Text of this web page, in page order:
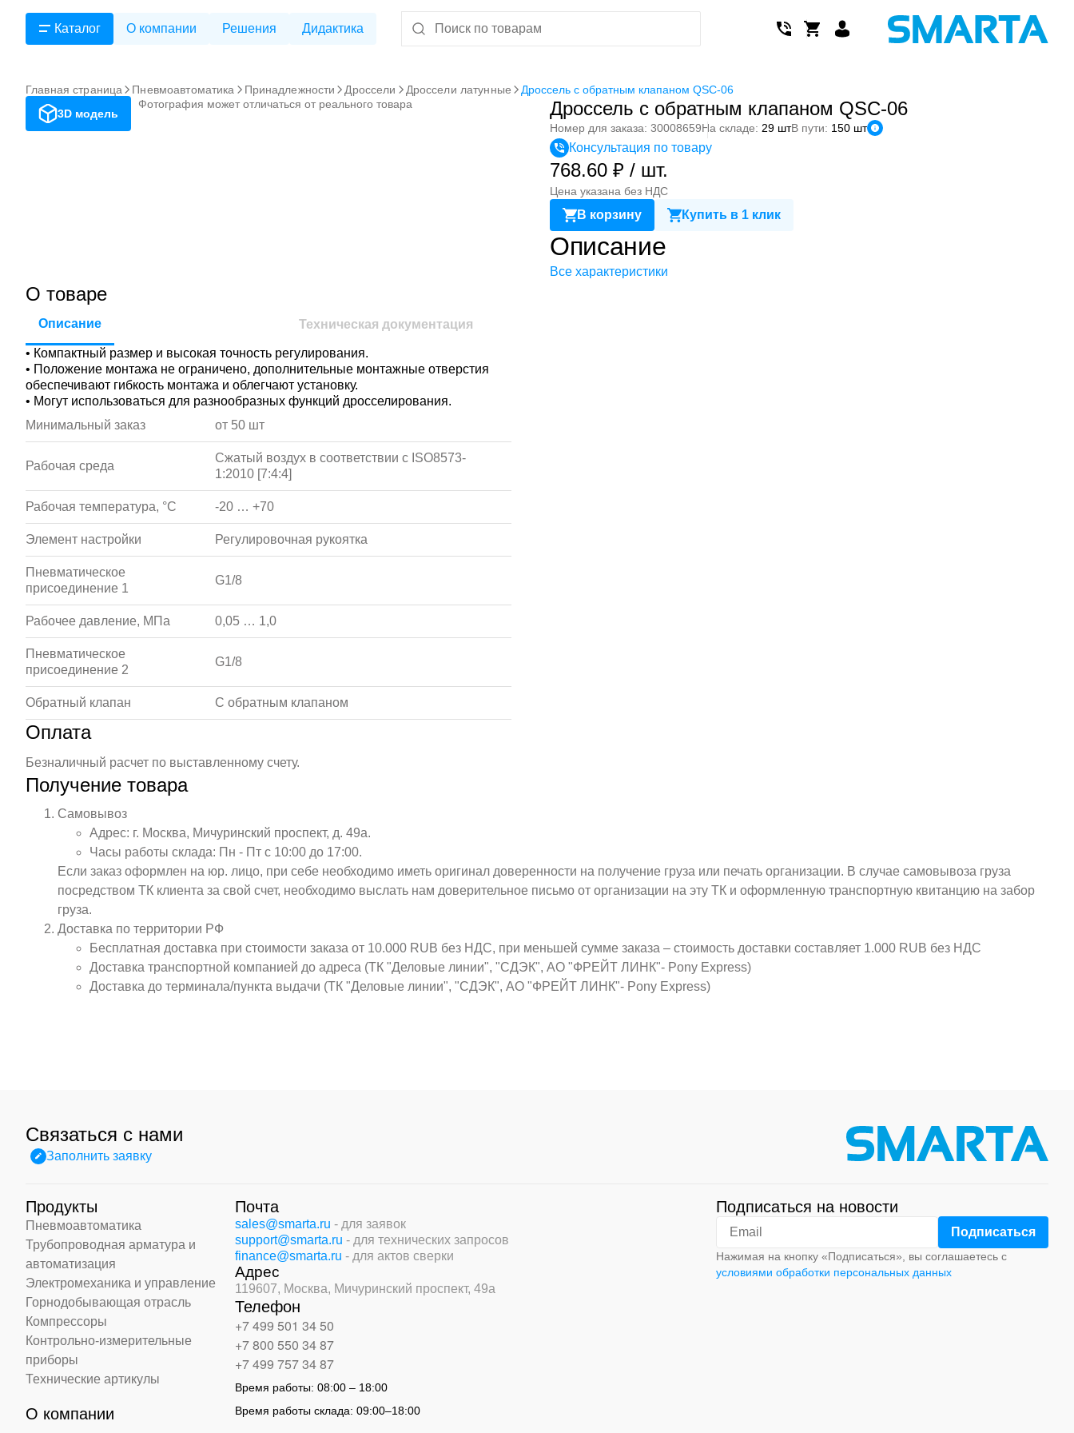
Каталог О компании Решения Дидактика
Главная страница Пневмоавтоматика Принадлежности Дроссели Дроссели латунные
Дроссель с обратным клапаном QSC-06
3D модель
Фотография может отличаться от реального товара Дроссель с обратным клапаном QSC-06
Номер для заказа: 30008659На складе: 29 штВ пути: 150 шт
Консультация по товару
768.60 ₽ / шт.
Цена указана без НДС
В корзину Купить в 1 клик
Описание
Все характеристики
О товаре
Описание Техническая документация
• Компактный размер и высокая точность регулирования.
• Положение монтажа не ограничено, дополнительные монтажные отверстия
обеспечивают гибкость монтажа и облегчают установку.
• Могут использоваться для разнообразных функций дросселирования.
Минимальный заказ
от 50 шт
Рабочая среда
Сжатый воздух в соответствии с ISO8573-
1:2010 [7:4:4]
Рабочая температура, °С -20 … +70
Элемент настройки Регулировочная рукоятка
Пневматическое
присоединение 1
G1/8
Рабочее давление, МПа 0,05 … 1,0
Пневматическое
присоединение 2
G1/8
Обратный клапан С обратным клапаном
Оплата
Безналичный расчет по выставленному счету.
Получение товара
Самовывоз
Адрес: г. Москва, Мичуринский проспект, д. 49а.
Часы работы склада: Пн - Пт с 10:00 до 17:00.
Если заказ оформлен на юр. лицо, при себе необходимо иметь оригинал доверенности на получение груза или печать организации. В случае самовывоза груза
посредством ТК клиента за свой счет, необходимо выслать нам доверительное письмо от организации на эту ТК и оформленную транспортную квитанцию на забор
груза.
Доставка по территории РФ
Бесплатная доставка при стоимости заказа от 10.000 RUB без НДС, при меньшей сумме заказа – стоимость доставки составляет 1.000 RUB без НДС
Доставка транспортной компанией до адреса (ТК "Деловые линии", "СДЭК", АО "ФРЕЙТ ЛИНК"- Pony Express)
Доставка до терминала/пункта выдачи (ТК "Деловые линии", "СДЭК", АО "ФРЕЙТ ЛИНК"- Pony Express)
Связаться с нами
Заполнить заявку
Продукты
Пневмоавтоматика
Трубопроводная арматура и
автоматизация
Электромеханика и управление
Горнодобывающая отрасль
Компрессоры
Контрольно-измерительные
приборы
Технические артикулы
О компании
Почта
sales@smarta.ru - для заявок
support@smarta.ru - для технических запросов
finance@smarta.ru - для актов сверки
Адрес
119607, Москва, Мичуринский проспект, 49а
Телефон
+7 499 501 34 50
+7 800 550 34 87
+7 499 757 34 87
Время работы:08:00 – 18:00
Время работы склада:09:00–18:00
Подписаться на новости
Нажимая на кнопку «Подписаться», вы соглашаетесь с
условиями обработки персональных данных